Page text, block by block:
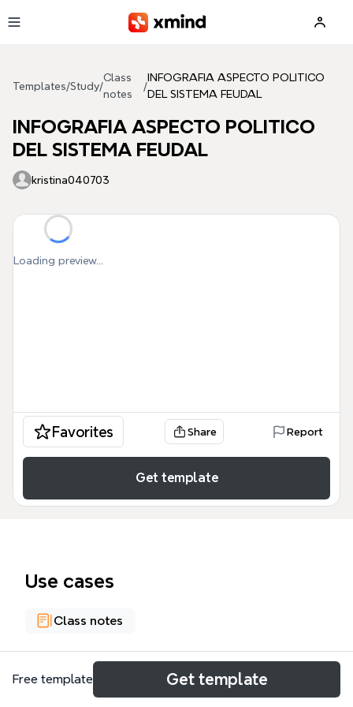
Templates/Study/
Class
notes
/
INFOGRAFIA ASPECTO POLITICO
DEL SISTEMA FEUDAL
INFOGRAFIA ASPECTO POLITICO
DEL SISTEMA FEUDAL
kristina040703
Loading preview...
Favorites Share Report
Get template
Use cases
Class notes
About
Free template Get template